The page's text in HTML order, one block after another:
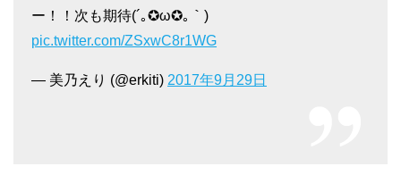
ー！！次も期待(´｡✪ω✪｡｀)
pic.twitter.com/ZSxwC8r1WG
— 美乃えり (@erkiti) 2017年9月29日